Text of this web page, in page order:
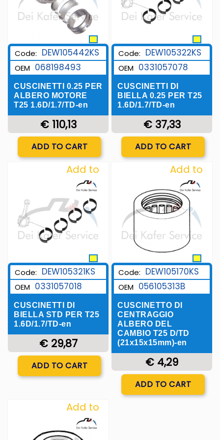
Code: DEW105442KS
OEM 068198493
CUSCINETTI 0.25 PER
ALBERO MOTORE
T25 1.6D/1.7/TD-en
€ 110,13
ADD TO CART
Code: DEW105322KS
OEM 0331057078
CUSCINETTI DI
BIELLA 0.25 PER T25
1.6D/1.7/TD-en
€ 37,33
ADD TO CART
Add to
Wishlist
Code: DEW105321KS
OEM 0331057018
CUSCINETTI DI
BIELLA STD PER T25
1.6D/1.7/TD-en
€ 29,87
ADD TO CART
Add to
Wishlist
Code: DEW105170KS
OEM 056105313B
CUSCINETTO DI
CENTRAGGIO
ALBERO DEL
CAMBIO T25 D/TD
(21x15x15mm)-en
€ 4,29
ADD TO CART
Add to
Wishlist